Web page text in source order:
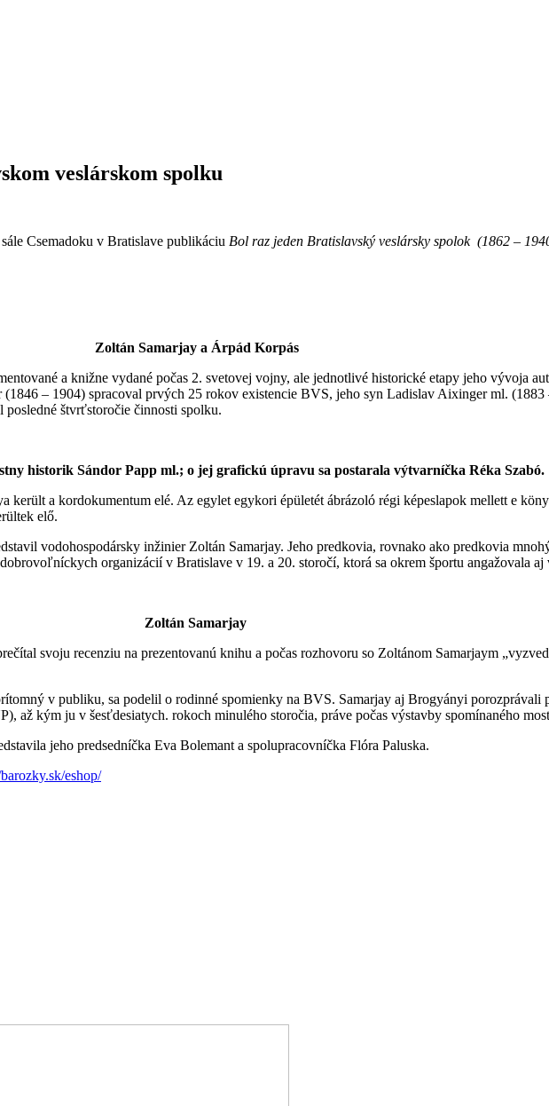
veslárskom spolku
Csemadoku v Bratislave publikáciu Bol raz jeden Bratislavský veslársky spolok (1862 –
Zoltán Samarjay a Árpád Korpás
a knižne vydané počas 2. svetovej vojny, ale jednotlivé historické etapy jeho vývoja
– 1904) spracoval prvých 25 rokov existencie BVS, jeho syn Ladislav Aixinger ml. (1883
štvrťstoročie činnosti spolku.
historik Sándor Papp ml.; o jej grafickú úpravu sa postarala výtvarníčka Réka Szabó.
a kordokumentum elé. Az egylet egykori épületét ábrázoló régi képeslapok mellett e
elő.
vodohospodársky inžinier Zoltán Samarjay. Jeho predkovia, rovnako ako predkovia
organizácií v Bratislave v 19. a 20. storočí, ktorá sa okrem športu angažovala
Zoltán Samarjay
svoju recenziu na prezentovanú knihu a počas rozhovoru so Zoltánom Samarjaym
v publiku, sa podelil o rodinné spomienky na BVS. Samarjay aj Brogyányi porozprávali
až kým ju v šesťdesiatych. rokoch minulého storočia, práve počas výstavby spomínaného
jeho predsedníčka Eva Bolemant a spolupracovníčka Flóra Paluska.
eshop/